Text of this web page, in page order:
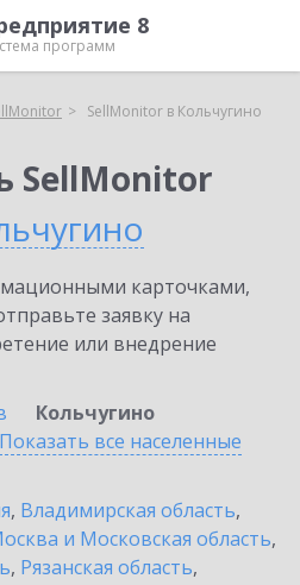
8
программ
SellMonitor в Кольчугино
SellMonitor
карточками,
заявку на
или внедрение
Кольчугино
Показать все населенные
, Владимирская область,
и Московская область,
, Рязанская область,